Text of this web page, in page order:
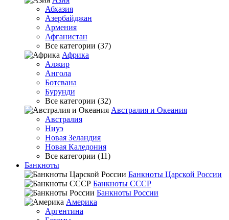
Абхазия
Азербайджан
Армения
Афганистан
Все категории (37)
Африка
Алжир
Ангола
Ботсвана
Бурунди
Все категории (32)
Австралия и Океания
Австралия
Ниуэ
Новая Зеландия
Новая Каледония
Все категории (11)
Банкноты
Банкноты Царской России
Банкноты СССР
Банкноты России
Америка
Аргентина